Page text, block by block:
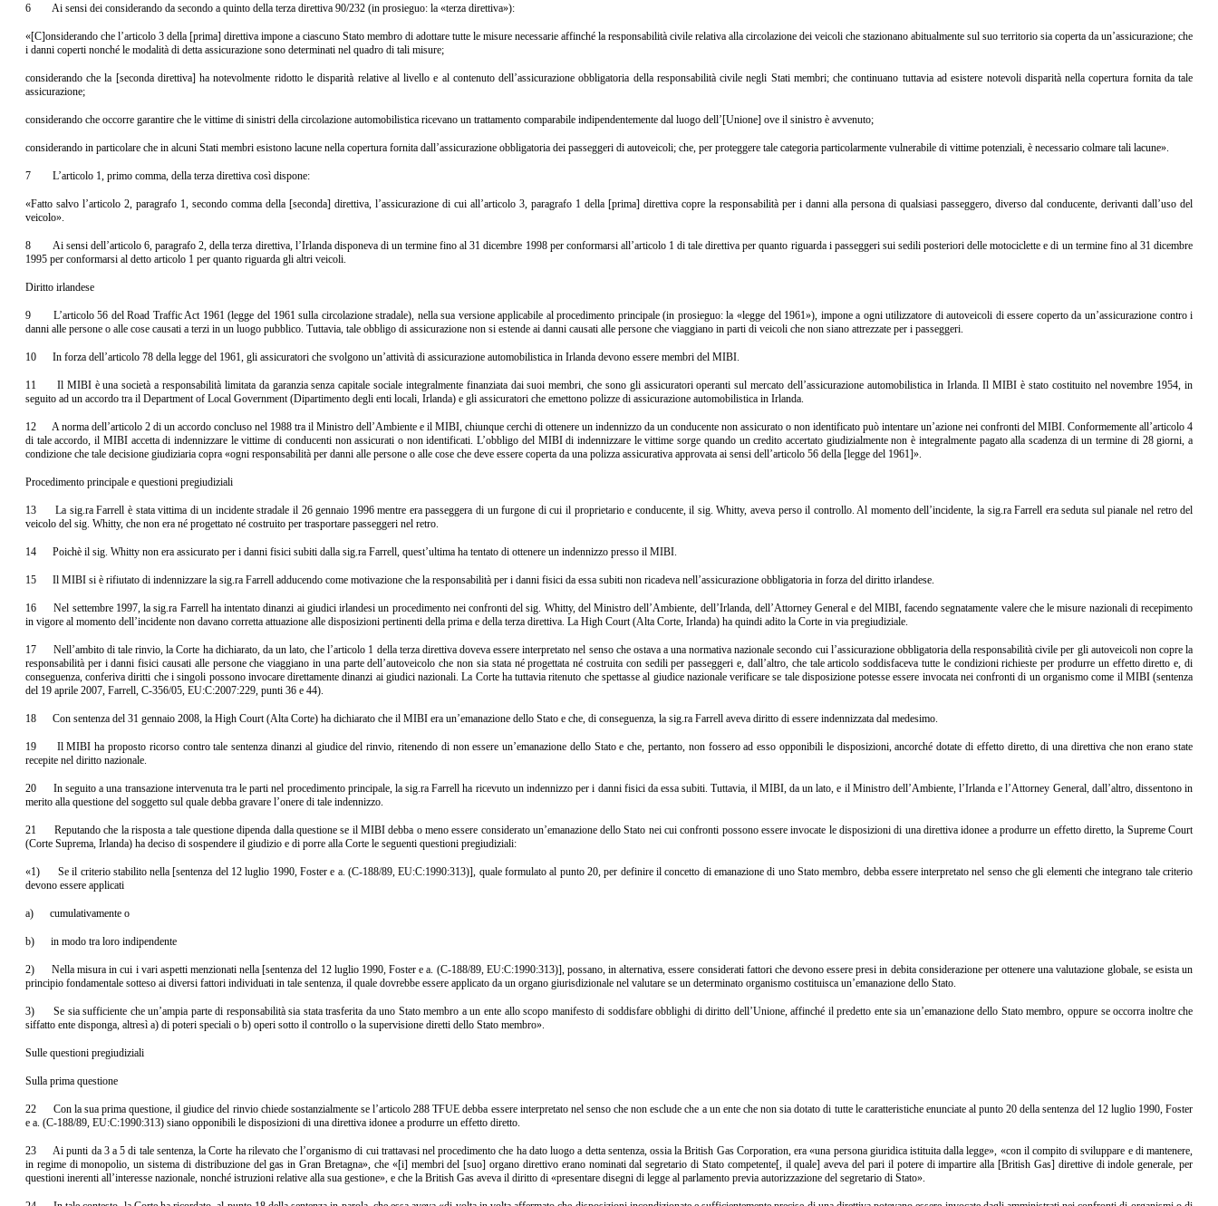
6 Ai sensi dei considerando da secondo a quinto della terza direttiva 90/232 (in prosieguo: la «terza direttiva»):
«[C]onsiderando che l’articolo 3 della [prima] direttiva impone a ciascuno Stato membro di adottare tutte le misure necessarie affinché la responsabilità civile relativa alla circolazione dei veicoli che stazionano abitualmente sul suo territorio sia coperta da un’assicurazione; che
i danni coperti nonché le modalità di detta assicurazione sono determinati nel quadro di tali misure;
considerando che la [seconda direttiva] ha notevolmente ridotto le disparità relative al livello e al contenuto dell’assicurazione obbligatoria della responsabilità civile negli Stati membri; che continuano tuttavia ad esistere notevoli disparità nella copertura fornita da tale
assicurazione;
considerando che occorre garantire che le vittime di sinistri della circolazione automobilistica ricevano un trattamento comparabile indipendentemente dal luogo dell’[Unione] ove il sinistro è avvenuto;
considerando in particolare che in alcuni Stati membri esistono lacune nella copertura fornita dall’assicurazione obbligatoria dei passeggeri di autoveicoli; che, per proteggere tale categoria particolarmente vulnerabile di vittime potenziali, è necessario colmare tali lacune».
7 L’articolo 1, primo comma, della terza direttiva così dispone:
«Fatto salvo l’articolo 2, paragrafo 1, secondo comma della [seconda] direttiva, l’assicurazione di cui all’articolo 3, paragrafo 1 della [prima] direttiva copre la responsabilità per i danni alla persona di qualsiasi passeggero, diverso dal conducente, derivanti dall’uso del
veicolo».
8 Ai sensi dell’articolo 6, paragrafo 2, della terza direttiva, l’Irlanda disponeva di un termine fino al 31 dicembre 1998 per conformarsi all’articolo 1 di tale direttiva per quanto riguarda i passeggeri sui sedili posteriori delle motociclette e di un termine fino al 31 dicembre
1995 per conformarsi al detto articolo 1 per quanto riguarda gli altri veicoli.
Diritto irlandese
9 L’articolo 56 del Road Traffic Act 1961 (legge del 1961 sulla circolazione stradale), nella sua versione applicabile al procedimento principale (in prosieguo: la «legge del 1961»), impone a ogni utilizzatore di autoveicoli di essere coperto da un’assicurazione contro i
danni alle persone o alle cose causati a terzi in un luogo pubblico. Tuttavia, tale obbligo di assicurazione non si estende ai danni causati alle persone che viaggiano in parti di veicoli che non siano attrezzate per i passeggeri.
10 In forza dell’articolo 78 della legge del 1961, gli assicuratori che svolgono un’attività di assicurazione automobilistica in Irlanda devono essere membri del MIBI.
11 Il MIBI è una società a responsabilità limitata da garanzia senza capitale sociale integralmente finanziata dai suoi membri, che sono gli assicuratori operanti sul mercato dell’assicurazione automobilistica in Irlanda. Il MIBI è stato costituito nel novembre 1954, in
seguito ad un accordo tra il Department of Local Government (Dipartimento degli enti locali, Irlanda) e gli assicuratori che emettono polizze di assicurazione automobilistica in Irlanda.
12 A norma dell’articolo 2 di un accordo concluso nel 1988 tra il Ministro dell’Ambiente e il MIBI, chiunque cerchi di ottenere un indennizzo da un conducente non assicurato o non identificato può intentare un’azione nei confronti del MIBI. Conformemente all’articolo 4
di tale accordo, il MIBI accetta di indennizzare le vittime di conducenti non assicurati o non identificati. L’obbligo del MIBI di indennizzare le vittime sorge quando un credito accertato giudizialmente non è integralmente pagato alla scadenza di un termine di 28 giorni, a
condizione che tale decisione giudiziaria copra «ogni responsabilità per danni alle persone o alle cose che deve essere coperta da una polizza assicurativa approvata ai sensi dell’articolo 56 della [legge del 1961]».
Procedimento principale e questioni pregiudiziali
13 La sig.ra Farrell è stata vittima di un incidente stradale il 26 gennaio 1996 mentre era passeggera di un furgone di cui il proprietario e conducente, il sig. Whitty, aveva perso il controllo. Al momento dell’incidente, la sig.ra Farrell era seduta sul pianale nel retro del
veicolo del sig. Whitty, che non era né progettato né costruito per trasportare passeggeri nel retro.
14 Poichè il sig. Whitty non era assicurato per i danni fisici subiti dalla sig.ra Farrell, quest’ultima ha tentato di ottenere un indennizzo presso il MIBI.
15 Il MIBI si è rifiutato di indennizzare la sig.ra Farrell adducendo come motivazione che la responsabilità per i danni fisici da essa subiti non ricadeva nell’assicurazione obbligatoria in forza del diritto irlandese.
16 Nel settembre 1997, la sig.ra Farrell ha intentato dinanzi ai giudici irlandesi un procedimento nei confronti del sig. Whitty, del Ministro dell’Ambiente, dell’Irlanda, dell’Attorney General e del MIBI, facendo segnatamente valere che le misure nazionali di recepimento
in vigore al momento dell’incidente non davano corretta attuazione alle disposizioni pertinenti della prima e della terza direttiva. La High Court (Alta Corte, Irlanda) ha quindi adito la Corte in via pregiudiziale.
17 Nell’ambito di tale rinvio, la Corte ha dichiarato, da un lato, che l’articolo 1 della terza direttiva doveva essere interpretato nel senso che ostava a una normativa nazionale secondo cui l’assicurazione obbligatoria della responsabilità civile per gli autoveicoli non copre la
responsabilità per i danni fisici causati alle persone che viaggiano in una parte dell’autoveicolo che non sia stata né progettata né costruita con sedili per passeggeri e, dall’altro, che tale articolo soddisfaceva tutte le condizioni richieste per produrre un effetto diretto e, di
conseguenza, conferiva diritti che i singoli possono invocare direttamente dinanzi ai giudici nazionali. La Corte ha tuttavia ritenuto che spettasse al giudice nazionale verificare se tale disposizione potesse essere invocata nei confronti di un organismo come il MIBI (sentenza
del 19 aprile 2007, Farrell, C‑356/05, EU:C:2007:229, punti 36 e 44).
18 Con sentenza del 31 gennaio 2008, la High Court (Alta Corte) ha dichiarato che il MIBI era un’emanazione dello Stato e che, di conseguenza, la sig.ra Farrell aveva diritto di essere indennizzata dal medesimo.
19 Il MIBI ha proposto ricorso contro tale sentenza dinanzi al giudice del rinvio, ritenendo di non essere un’emanazione dello Stato e che, pertanto, non fossero ad esso opponibili le disposizioni, ancorché dotate di effetto diretto, di una direttiva che non erano state
recepite nel diritto nazionale.
20 In seguito a una transazione intervenuta tra le parti nel procedimento principale, la sig.ra Farrell ha ricevuto un indennizzo per i danni fisici da essa subiti. Tuttavia, il MIBI, da un lato, e il Ministro dell’Ambiente, l’Irlanda e l’Attorney General, dall’altro, dissentono in
merito alla questione del soggetto sul quale debba gravare l’onere di tale indennizzo.
21 Reputando che la risposta a tale questione dipenda dalla questione se il MIBI debba o meno essere considerato un’emanazione dello Stato nei cui confronti possono essere invocate le disposizioni di una direttiva idonee a produrre un effetto diretto, la Supreme Court
(Corte Suprema, Irlanda) ha deciso di sospendere il giudizio e di porre alla Corte le seguenti questioni pregiudiziali:
«1) Se il criterio stabilito nella [sentenza del 12 luglio 1990, Foster e a. (C‑188/89, EU:C:1990:313)], quale formulato al punto 20, per definire il concetto di emanazione di uno Stato membro, debba essere interpretato nel senso che gli elementi che integrano tale criterio
devono essere applicati
a) cumulativamente o
b) in modo tra loro indipendente
2) Nella misura in cui i vari aspetti menzionati nella [sentenza del 12 luglio 1990, Foster e a. (C‑188/89, EU:C:1990:313)], possano, in alternativa, essere considerati fattori che devono essere presi in debita considerazione per ottenere una valutazione globale, se esista un
principio fondamentale sotteso ai diversi fattori individuati in tale sentenza, il quale dovrebbe essere applicato da un organo giurisdizionale nel valutare se un determinato organismo costituisca un’emanazione dello Stato.
3) Se sia sufficiente che un’ampia parte di responsabilità sia stata trasferita da uno Stato membro a un ente allo scopo manifesto di soddisfare obblighi di diritto dell’Unione, affinché il predetto ente sia un’emanazione dello Stato membro, oppure se occorra inoltre che
siffatto ente disponga, altresì a) di poteri speciali o b) operi sotto il controllo o la supervisione diretti dello Stato membro».
Sulle questioni pregiudiziali
Sulla prima questione
22 Con la sua prima questione, il giudice del rinvio chiede sostanzialmente se l’articolo 288 TFUE debba essere interpretato nel senso che non esclude che a un ente che non sia dotato di tutte le caratteristiche enunciate al punto 20 della sentenza del 12 luglio 1990, Foster
e a. (C‑188/89, EU:C:1990:313) siano opponibili le disposizioni di una direttiva idonee a produrre un effetto diretto.
23 Ai punti da 3 a 5 di tale sentenza, la Corte ha rilevato che l’organismo di cui trattavasi nel procedimento che ha dato luogo a detta sentenza, ossia la British Gas Corporation, era «una persona giuridica istituita dalla legge», «con il compito di sviluppare e di mantenere,
in regime di monopolio, un sistema di distribuzione del gas in Gran Bretagna», che «[i] membri del [suo] organo direttivo erano nominati dal segretario di Stato competente[, il quale] aveva del pari il potere di impartire alla [British Gas] direttive di indole generale, per
questioni inerenti all’interesse nazionale, nonché istruzioni relative alla sua gestione», e che la British Gas aveva il diritto di «presentare disegni di legge al parlamento previa autorizzazione del segretario di Stato».